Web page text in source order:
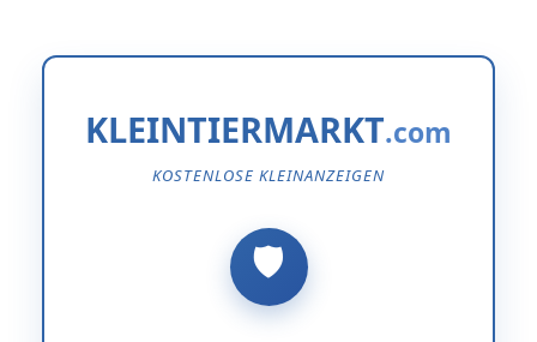
KLEINTIERMARKT
KOSTENLOSE KLEINANZEIGEN